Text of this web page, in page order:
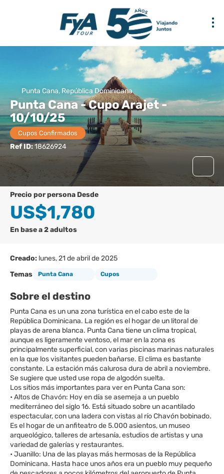
Punta Cana, República Dominicana
Punta Cana - Cupo Arajet -
10/10/25
Cupos Confirmados
Ref ID:18626924
precio por persona Desde
US$1,780
En base a 2 adultos
Creado: lunes, 21 de abril de 2025
Temas
Punta Cana Cupos
Sobre el destino
Punta Cana es un una zona turística en el cabo este de la
República Dominicana. La región es el hogar de un litoral de
playas de arena blanca. Punta Cana tiene un clima tropical,
aunque es ligeramente ventoso, el mar en la zona es
principalmente superficial, con varias piscinas marinas naturales
en la que los visitantes pueden bañarse. El clima es bastante
constante. La estación más calurosa dura de abril a noviembre.
Se sugiere que usted use ropa de algodón suelta.
Los sitios más importantes para ver en Punta Cana son:
• Altos de Chavón: Hoy en día se asemeja a un pueblo
mediterráneo del siglo 16. Está situado sobre un acantilado
espectacular, con una ladera con vistas al río Chavón bobinado.
Es el hogar de un anfiteatro de 5.000 asientos, un museo
arqueológico, talleres de artesanía, estudios de artistas y una
variedad de galerías y restaurantes.
• Juanillo: Una de las playas más hermosas de la República
Dominicana. Hasta hace unos años era un pueblo muy pequeño